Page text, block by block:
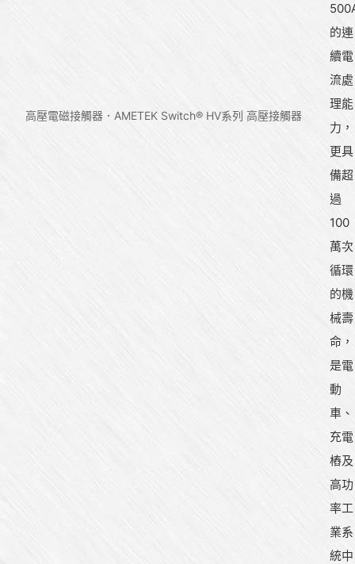
高壓電磁接觸器 AMETEK Switch® HV系列 高壓接觸器
的連
續電
流處
理能
力，
更具
備超
過
100
萬次
循環
的機
械壽
命，
是電
動
車、
充電
樁及
高功
率工
業系
統中